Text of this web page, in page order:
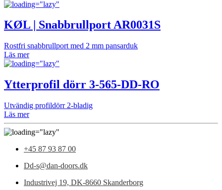
KØL | Snabbrullport AR0031S
Rostfri snabbrullport med 2 mm pansarduk
Läs mer
Ytterprofil dörr 3-565-DD-RO
Utvändig profildörr 2-bladig
Läs mer
+45 87 93 87 00
Dd-s@dan-doors.dk
Industrivej 19, DK-8660 Skanderborg